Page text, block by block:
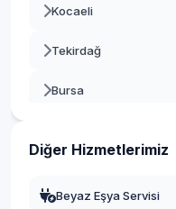
Kocaeli
Tekirdağ
Bursa
Diğer Hizmetlerimiz
Beyaz Eşya Servisi